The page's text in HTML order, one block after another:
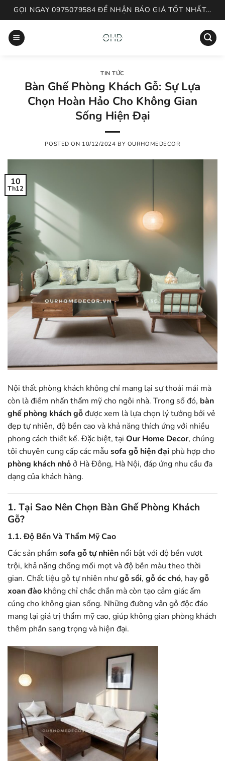
Skip
to
content
GỌI NGAY 0975079584 ĐỂ NHẬN BÁO GIÁ TỐT NHẤT...
TIN TỨC
Bàn Ghế Phòng Khách Gỗ: Sự Lựa
Chọn Hoàn Hảo Cho Không Gian
Sống Hiện Đại
POSTED ON 10/12/2024 BY OURHOMEDECOR
10
Th12
Nội thất phòng khách không chỉ mang lại sự thoải mái mà
còn là điểm nhấn thẩm mỹ cho ngôi nhà. Trong số đó, bàn
ghế phòng khách gỗđược xem là lựa chọn lý tưởng bởi vẻ
đẹp tự nhiên, độ bền cao và khả năng thích ứng với nhiều
phong cách thiết kế. Đặc biệt, tại Our Home Decor, chúng
tôi chuyên cung cấp các mẫu sofa gỗ hiện đại phù hợp cho
phòng khách nhỏở Hà Đông, Hà Nội, đáp ứng nhu cầu đa
dạng của khách hàng.
1. Tại Sao Nên Chọn Bàn Ghế Phòng Khách
Gỗ?
1.1. Độ Bền Và Thẩm Mỹ Cao
Các sản phẩm sofa gỗ tự nhiên nổi bật với độ bền vượt
trội, khả năng chống mối mọt và độ bền màu theo thời
gian. Chất liệu gỗ tự nhiên nhưgỗ sồi, gỗ óc chó, haygỗ
xoan đào không chỉ chắc chắn mà còn tạo cảm giác ấm
cúng cho không gian sống. Những đường vân gỗ độc đáo
mang lại giá trị thẩm mỹ cao, giúp không gian phòng khách
thêm phần sang trọng và hiện đại.